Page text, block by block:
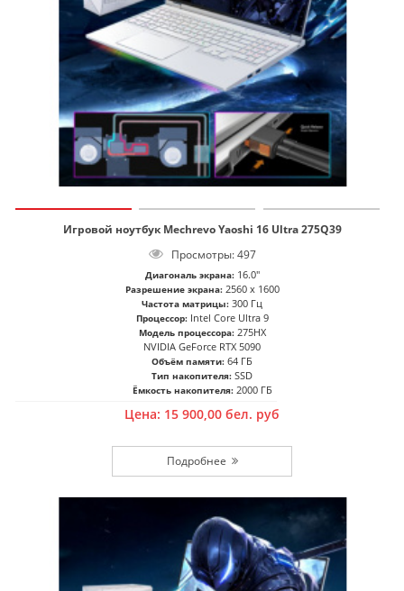
Игровой ноутбук Mechrevo Yaoshi 16 Ultra 275Q39
Просмотры: 497
Диагональ экрана: 16.0"
Разрешение экрана: 2560 x 1600
Частота матрицы: 300 Гц
Процессор: Intel Core Ultra 9
Модель процессора: 275HX
NVIDIA GeForce RTX 5090
Объём памяти: 64 ГБ
Тип накопителя: SSD
Ёмкость накопителя: 2000 ГБ
Цена: 15 900,00 бел. руб